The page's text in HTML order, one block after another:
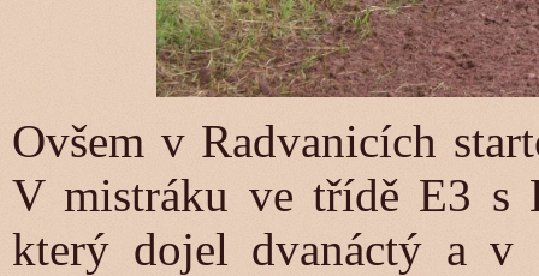
Ovšem v Radvanicích
V mistráku ve třídě E3 s
který dojel dvanáctý a v